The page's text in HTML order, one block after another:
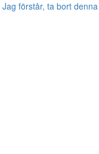
Jag förstår, ta bort